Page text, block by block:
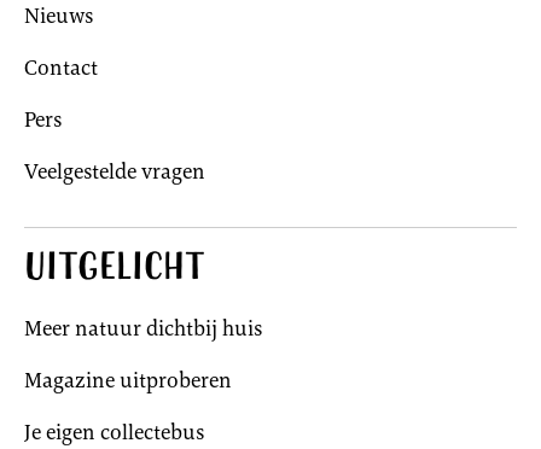
Nieuws
Contact
Pers
Veelgestelde vragen
Uitgelicht
Meer natuur dichtbij huis
Magazine uitproberen
Je eigen collectebus